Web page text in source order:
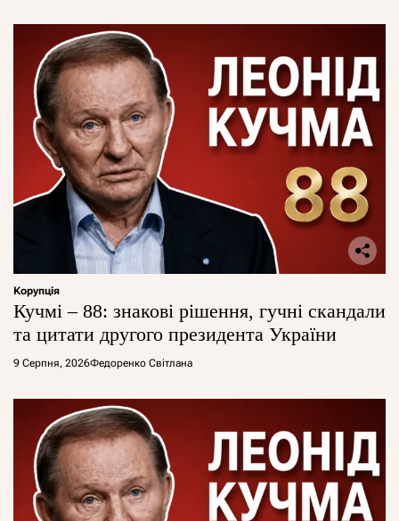
Корупція
Кучмі – 88: знакові рішення, гучні скандали
та цитати другого президента України
9 Серпня, 2026Федоренко Світлана